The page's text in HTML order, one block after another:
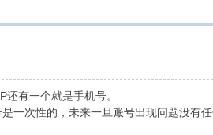
有一个就是手机号。
次性的，未来一旦账号出现问题没有